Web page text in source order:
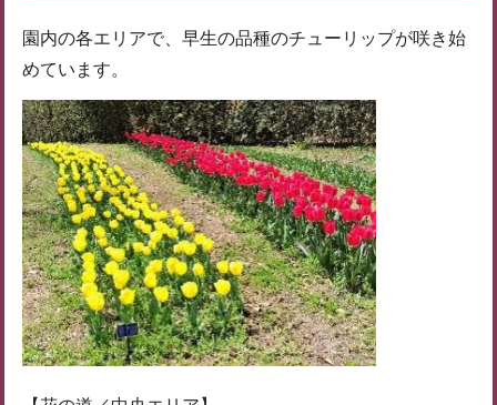
園内の各エリアで、早生の品種のチューリップが咲き始
めています。